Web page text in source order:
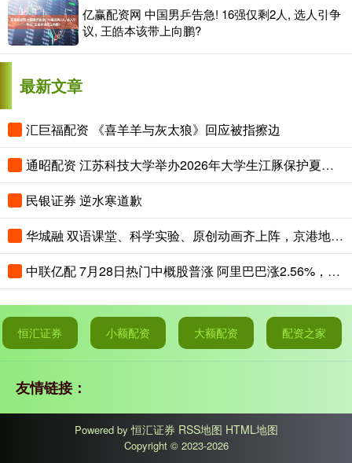
亿赢配资网 中国男乒告急! 16强仅剩2人, 选人引争
议, 王皓本该带上向鹏?
最新文章
汇巨福配资 《喜羊羊与灰太狼》回应被指擦边
通昭配资 江苏科技大学举办2026年大学生江豚保护夏令营
民银证券 逆水寒道歉
华城融 双语课堂、科学实验、原创动画齐上阵，京港地铁安全课堂趣味开讲
中联亿配 7月28日热门中概股普涨 阿里巴巴涨2.56%，拼多多涨2.65%
恒汇证券 小额配资 大额配资 配资之家
友情链接：
Powered by恒汇证券 RSS地图 HTML地图
Copyright © 2023-2026